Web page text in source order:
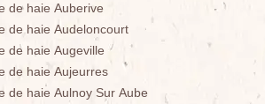
de haie Auberive
de haie Audeloncourt
de haie Augeville
de haie Aujeurres
de haie Aulnoy Sur Aube